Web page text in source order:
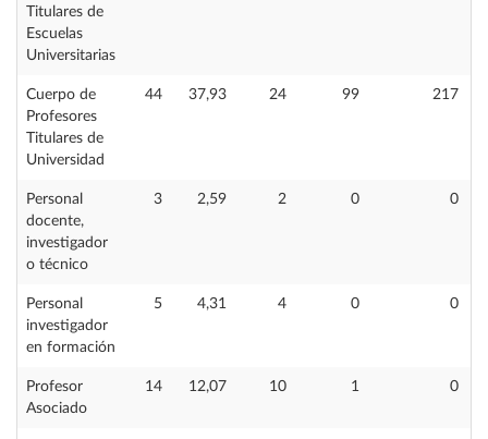
Titulares de
Escuelas
Universitarias
Cuerpo de
Profesores
Titulares de
Universidad
44 37,93 24 99 217
Personal
docente,
investigador
o técnico
3 2,59 2 0 0
Personal
investigador
en formación
5 4,31 4 0 0
Profesor
Asociado
14 12,07 10 1 0